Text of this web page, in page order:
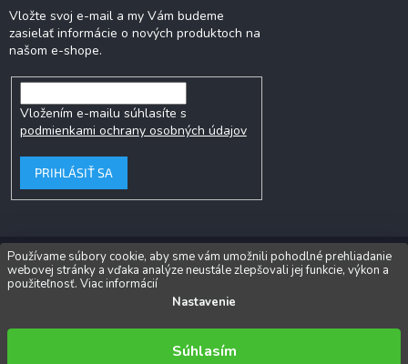
Používame súbory cookie, aby sme vám umožnili pohodlné prehliadanie
webovej stránky a vďaka analýze neustále zlepšovali jej funkcie, výkon a
použiteľnosť. Viac informácií
Nastavenie
Súhlasím
Vložte svoj e-mail a my Vám budeme
zasielať informácie o nových produktoch na
našom e-shope.
Vložením e-mailu súhlasíte s
podmienkami ochrany osobných údajov
PRIHLÁSIŤ SA
Copyright 2026Popkornovač.sk. Všetky práva vyhradené.Upraviť
nastavenie cookies
Vytvoril Shoptet